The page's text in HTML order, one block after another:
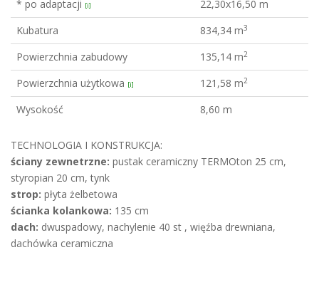
* po adaptacji [i]
22,30x16,50 m
Kubatura
834,34 m3
Powierzchnia zabudowy 135,14 m2
Powierzchnia użytkowa [i] 121,58 m2
Wysokość 8,60 m
TECHNOLOGIA I KONSTRUKCJA:
ściany zewnetrzne: pustak ceramiczny TERMOton 25 cm,
styropian 20 cm, tynk
strop: płyta żelbetowa
ścianka kolankowa: 135 cm
dach: dwuspadowy, nachylenie 40 st , więźba drewniana,
dachówka ceramiczna